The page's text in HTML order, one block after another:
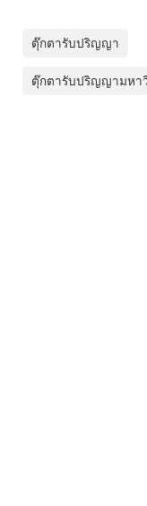
ตุ๊กตารับปริญญา
ตุ๊กตารับปริญญามหา